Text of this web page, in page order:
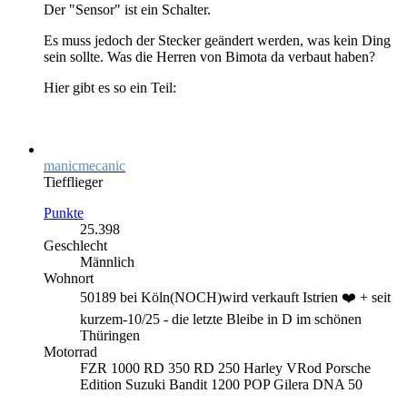
Der "Sensor" ist ein Schalter.
Es muss jedoch der Stecker geändert werden, was kein Ding
sein sollte. Was die Herren von Bimota da verbaut haben?
Hier gibt es so ein Teil:
manicmecanic
Tiefflieger
Punkte
25.398
Geschlecht
Männlich
Wohnort
50189 bei Köln(NOCH)wird verkauft Istrien ❤️ + seit
kurzem-10/25 - die letzte Bleibe in D im schönen
Thüringen
Motorrad
FZR 1000 RD 350 RD 250 Harley VRod Porsche
Edition Suzuki Bandit 1200 POP Gilera DNA 50